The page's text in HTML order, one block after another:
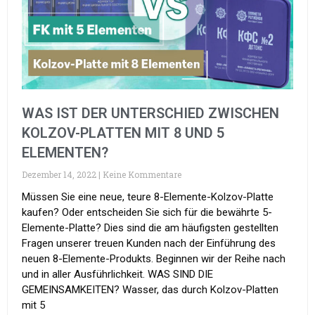
WAS IST DER UNTERSCHIED ZWISCHEN
KOLZOV-PLATTEN MIT 8 UND 5
ELEMENTEN?
Dezember 14, 2022 Keine Kommentare
Müssen Sie eine neue, teure 8-Elemente-Kolzov-Platte
kaufen? Oder entscheiden Sie sich für die bewährte 5-
Elemente-Platte? Dies sind die am häufigsten gestellten
Fragen unserer treuen Kunden nach der Einführung des
neuen 8-Elemente-Produkts. Beginnen wir der Reihe nach
und in aller Ausführlichkeit. WAS SIND DIE
GEMEINSAMKEITEN? Wasser, das durch Kolzov-Platten
mit 5